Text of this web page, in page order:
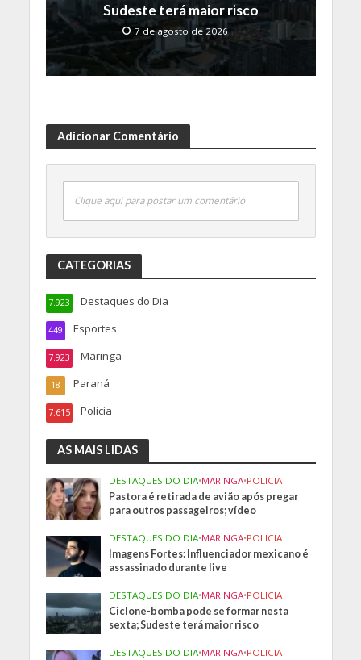
Sudeste terá maior risco
7 de agosto de 2026
Adicionar Comentário
Clique aqui para postar um comentário
CATEGORIAS
Destaques do Dia
7.923
Esportes
449
Maringa
7.923
Paraná
18
Policia
7.615
AS MAIS LIDAS
DESTAQUES DO DIA•MARINGA•POLICIA
Pastora é retirada de avião após pregar
para outros passageiros; vídeo
DESTAQUES DO DIA•MARINGA•POLICIA
Imagens Fortes: Influenciador mexicano é
assassinado durante live
DESTAQUES DO DIA•MARINGA•POLICIA
Ciclone-bomba pode se formar nesta
sexta; Sudeste terá maior risco
DESTAQUES DO DIA•MARINGA•POLICIA